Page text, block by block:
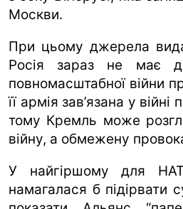
Москви.
При цьому джерела
Росія зараз не має
повномасштабної війни
її армія зав’язана у
тому Кремль може
війну, а обмежену
У найгіршому для
намагалася б підірвати